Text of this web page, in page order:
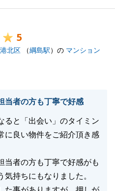
り、メーカー選びや間取り
ありましたらご連絡いた
取引できたこと、大変感
る
5
北区 （綱島駅）の マンション
当者の方も丁寧で好感
ると「出会い」のタイミン
に良い物件をご紹介頂き感
当者の方も丁寧で好感がも
持ちにもなりました。